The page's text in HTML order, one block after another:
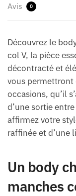
Avis 0
Découvrez le
col V, la pièce
décontracté et
vous permettront
occasions, qu’il
d’une sortie
affirmez votre
raffinée et d’une
Un body
manches